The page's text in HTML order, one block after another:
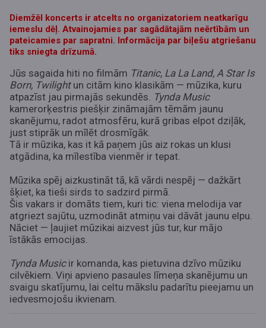
Diemžēl koncerts ir atcelts no organizatoriem neatkarīgu
iemeslu dēļ. Atvainojamies par sagādātajām neērtībām un
pateicamies par sapratni. Informācija par biļešu atgriešanu
tiks sniegta drīzumā.
Jūs sagaida hiti no filmām Titanic, La La Land, A Star Is
Born, Twilightun citām kino klasikām — mūzika, kuru
atpazīst jau pirmajās sekundēs. Tynda Music
kamerorķestris piešķir zināmajām tēmām jaunu
skanējumu, radot atmosfēru, kurā gribas elpot dziļāk,
just stiprāk un mīlēt drosmīgāk.
Tā ir mūzika, kas it kā paņem jūs aiz rokas un klusi
atgādina, ka mīlestība vienmēr ir tepat.
Mūzika spēj aizkustināt tā, kā vārdi nespēj — dažkārt
šķiet, ka tieši sirds to sadzird pirmā.
Šis vakars ir domāts tiem, kuri tic: viena melodija var
atgriezt sajūtu, uzmodināt atmiņu vai dāvāt jaunu elpu.
Nāciet — ļaujiet mūzikai aizvest jūs tur, kur mājo
īstākās emocijas.
Tynda Musicir komanda, kas pietuvina dzīvo mūziku
cilvēkiem. Viņi apvieno pasaules līmeņa skanējumu un
svaigu skatījumu, lai celtu mākslu padarītu pieejamu un
iedvesmojošu ikvienam.